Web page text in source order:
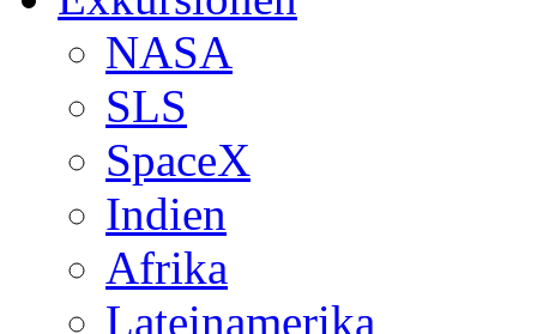
NASA
SLS
SpaceX
Indien
Afrika
Lateinamerika